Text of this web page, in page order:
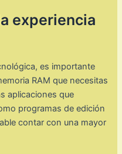
experiencia
es importante
RAM que necesitas
aplicaciones que
programas de edición
contar con una mayor